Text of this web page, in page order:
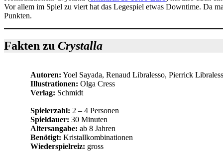
Vor allem im Spiel zu viert hat das Legespiel etwas Downtime. Da
Punkten.
Fakten zu Crystalla
Autoren: Yoel Sayada, Renaud Libralesso, Pierrick
Illustrationen:Olga Cress
Verlag: Schmidt
Spielerzahl: 2 – 4 Personen
Spieldauer: 30 Minuten
Altersangabe: ab 8 Jahren
Benötigt: Kristallkombinationen
Wiederspielreiz: gross